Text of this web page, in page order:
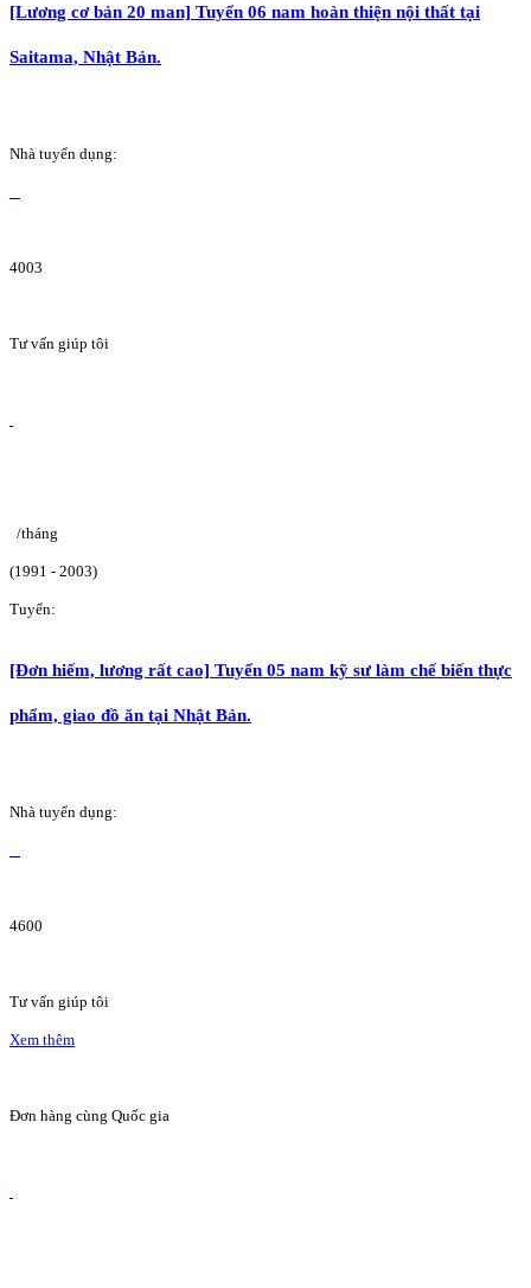
[Lương cơ bản 20 man] Tuyển 06 nam hoàn thiện nội thất tại
Saitama, Nhật Bản.
Nhà tuyển dụng:
4003
Tư vấn giúp tôi
/tháng
(1991 - 2003)
Tuyển:
[Đơn hiếm, lương rất cao] Tuyển 05 nam kỹ sư làm chế biến thực
phẩm, giao đồ ăn tại Nhật Bản.
Nhà tuyển dụng:
4600
Tư vấn giúp tôi
Xem thêm
Đơn hàng cùng Quốc gia